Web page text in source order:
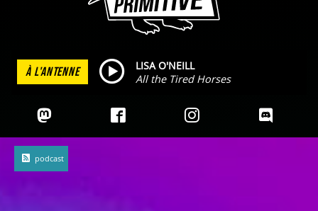
À L'ANTENNE
LISA O'NEILL
All the Tired Horses
podcast